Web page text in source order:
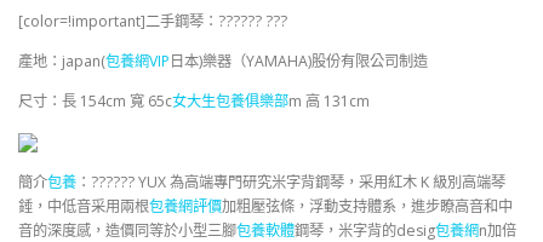
[color=!important]二手鋼琴：?????? ???
產地：japan(包養網VIP日本)樂器（YAMAHA)股份有限公司制造
尺寸：長 154cm 寬 65c女大生包養俱樂部m 高 131cm
簡介包養 ：?????? YUX 為高端專門研究米字背鋼琴，采用紅木 K 級別高端琴
錘，中低音采用兩根包養網評價加粗壓弦條，浮動支持體系，進步瞭高音和中
音的深度感，造價同等於小型三腳包養軟體鋼琴，米字背的desig包養網n加倍